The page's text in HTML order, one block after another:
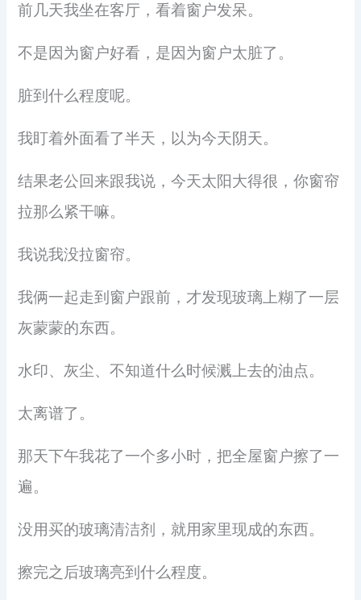
前几天我坐在客厅，看着窗户发呆。
不是因为窗户好看，是因为窗户太脏了。
脏到什么程度呢。
我盯着外面看了半天，以为今天阴天。
结果老公回来跟我说，今天太阳大得很，你窗帘
拉那么紧干嘛。
我说我没拉窗帘。
我俩一起走到窗户跟前，才发现玻璃上糊了一层
灰蒙蒙的东西。
水印、灰尘、不知道什么时候溅上去的油点。
太离谱了。
那天下午我花了一个多小时，把全屋窗户擦了一
遍。
没用买的玻璃清洁剂，就用家里现成的东西。
擦完之后玻璃亮到什么程度。